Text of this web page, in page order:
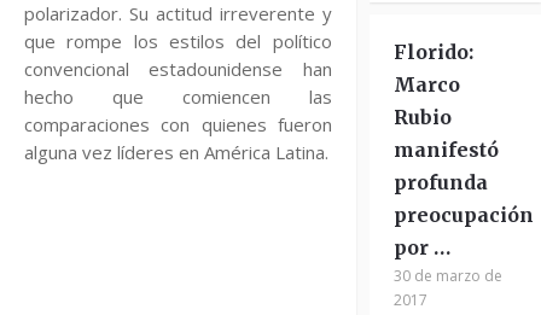
polarizador. Su actitud irreverente y
que rompe los estilos del político
convencional estadounidense han
hecho que comiencen las
comparaciones con quienes fueron
alguna vez líderes en América Latina.
Florido:
Marco
Rubio
manifestó
profunda
preocupación
por …
30 de marzo de
2017